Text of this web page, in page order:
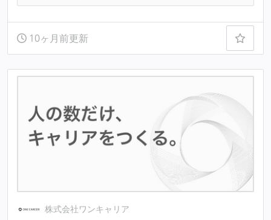
10ヶ月前更新
株式会社ワンキャリア